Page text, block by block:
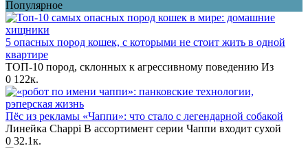
Популярное
5 опасных пород кошек, с которыми не стоит жить в одной
квартире
ТОП-10 пород, склонных к агрессивному поведению Из
0 122к.
Пёс из рекламы «Чаппи»: что стало с легендарной собакой
Линейка Chappi В ассортимент серии Чаппи входит сухой
0 32.1к.